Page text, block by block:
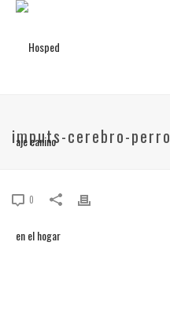
imputs-cerebro-perro
0